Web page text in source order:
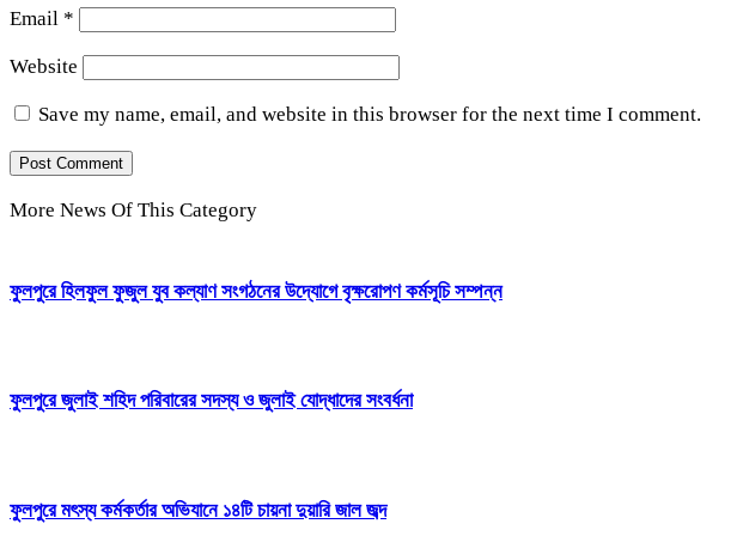
Email *
Website
Save my name, email, and website in this browser for the next time I comment.
More News Of This Category
ফুলপুরে হিলফুল ফুজুল যুব কল্যাণ সংগঠনের উদ্যোগে বৃক্ষরোপণ কর্মসূচি সম্পন্ন
ফুলপুরে জুলাই শহিদ পরিবারের সদস্য ও জুলাই যোদ্ধাদের সংবর্ধনা
ফুলপুরে মৎস্য কর্মকর্তার অভিযানে ১৪টি চায়না দুয়ারি জাল জব্দ